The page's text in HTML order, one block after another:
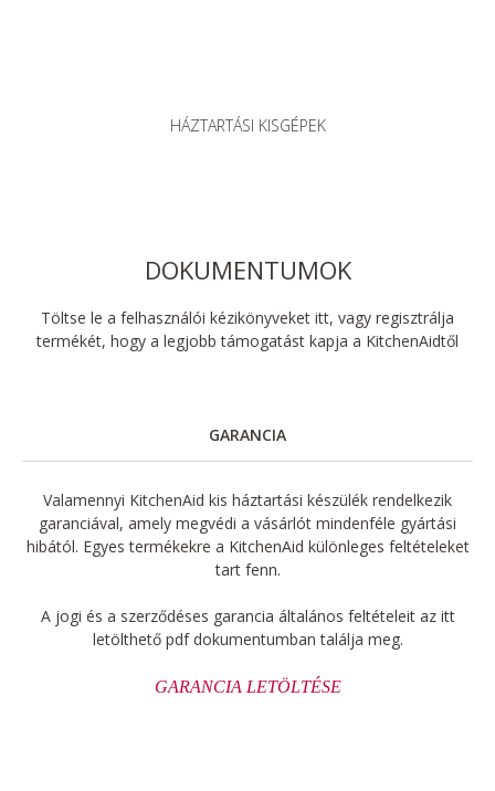
HÁZTARTÁSI KISGÉPEK
DOKUMENTUMOK
Töltse le a felhasználói kézikönyveket itt, vagy regisztrálja
termékét, hogy a legjobb támogatást kapja a KitchenAidtől
GARANCIA
Valamennyi KitchenAid kis háztartási készülék rendelkezik
garanciával, amely megvédi a vásárlót mindenféle gyártási
hibától. Egyes termékekre a KitchenAid különleges feltételeket
tart fenn.
A jogi és a szerződéses garancia általános feltételeit az itt
letölthető pdf dokumentumban találja meg.
GARANCIA LETÖLTÉSE